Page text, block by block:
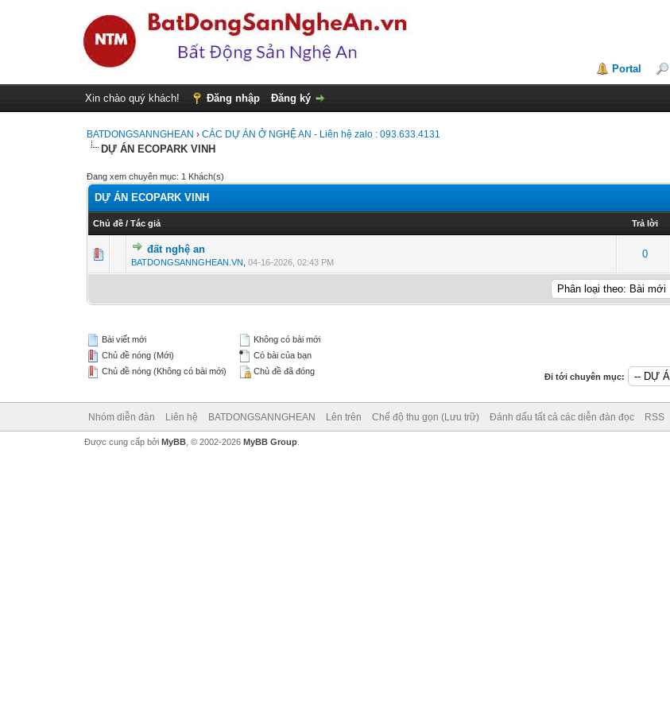
Portal
Xin chào quý khách! Đăng nhập Đăng ký
BATDONGSANNGHEAN ›CÁC DỰ ÁN Ở NGHỆ AN - Liên hệ zalo : 093.633.4131
DỰ ÁN ECOPARK VINH
Đang xem chuyên mục: 1 Khách(s)
DỰ ÁN ECOPARK VINH
Chủ đề /Tác giả Trả lời
đất nghệ an
BATDONGSANNGHEAN.VN ,04-16-2026, 02:43 PM
0
Bài viết mới
Chủ đề nóng (Mới)
Chủ đề nóng (Không có bài mới)
Không có bài mới
Có bài của bạn
Chủ đề đã đóng
Đi tới chuyên mục:
Nhóm diễn đàn Liên hệ BATDONGSANNGHEAN Lên trên Chế độ thu gọn (Lưu trữ) Đánh dấu tất cả các diễn đàn đọc RSS
Được cung cấp bởi MyBB, © 2002-2026 MyBB Group.